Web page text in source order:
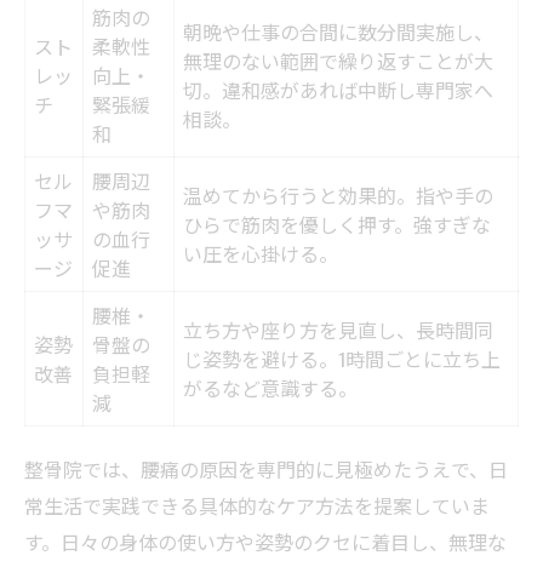
スト
レッ
チ
筋肉の
柔軟性
向上・
緊張緩
和
朝晩や仕事の合間に数分間実施し、
無理のない範囲で繰り返すことが大
切。違和感があれば中断し専門家へ
相談。
セル
フマ
ッサ
ージ
腰周辺
や筋肉
の血行
促進
温めてから行うと効果的。指や手の
ひらで筋肉を優しく押す。強すぎな
い圧を心掛ける。
姿勢
改善
腰椎・
骨盤の
負担軽
減
立ち方や座り方を見直し、長時間同
じ姿勢を避ける。1時間ごとに立ち上
がるなど意識する。
整骨院では、腰痛の原因を専門的に見極めたうえで、日
常生活で実践できる具体的なケア方法を提案していま
す。日々の身体の使い方や姿勢のクセに着目し、無理な